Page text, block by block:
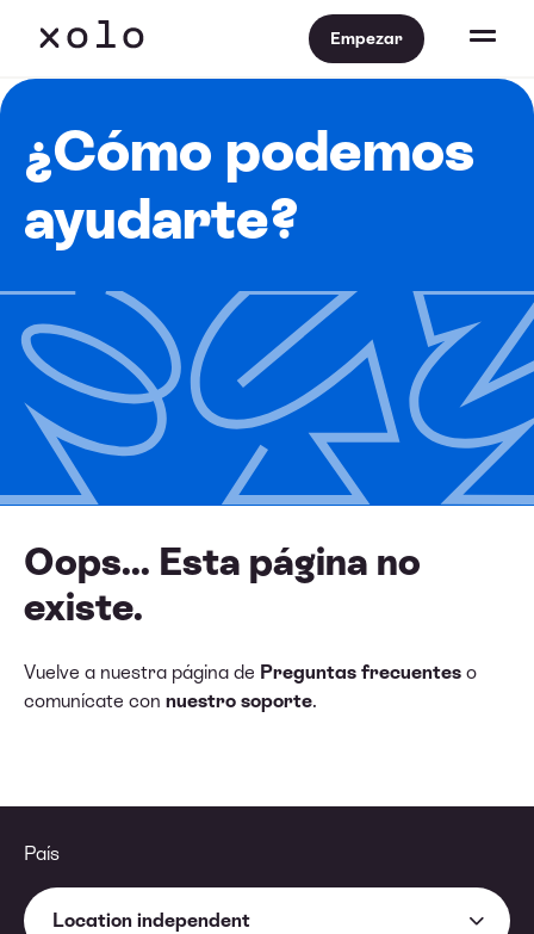
Empezar
¿Cómo podemos
ayudarte?
Oops... Esta página no
existe.
Vuelve a nuestra página de Preguntas frecuentes o
comunícate con nuestro soporte.
País
Location independent